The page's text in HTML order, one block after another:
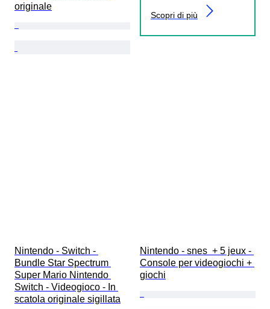
Scopri di più
originale
Nintendo - Switch -
Bundle Star Spectrum
Super Mario Nintendo
Switch - Videogioco - In
scatola originale sigillata
Nintendo - snes  + 5 jeux -
Console per videogiochi +
giochi